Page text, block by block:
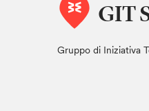
GIT
Gruppo di Iniziativa